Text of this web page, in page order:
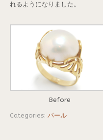
れるようになりました。
Before
Categories: パール